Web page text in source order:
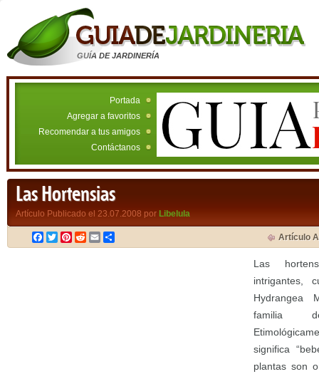
GUÍA DE JARDINERÍA
Portada
Agregar a favoritos
Recomendar a tus amigos
Contáctanos
Las Hortensias
Artículo Publicado el 23.07.2008 por Libelula
Facebook
TwitterPinterest
RedditEmail Artículo
Las
intrigantes,
Hydrangea
familia
significa
plantas son